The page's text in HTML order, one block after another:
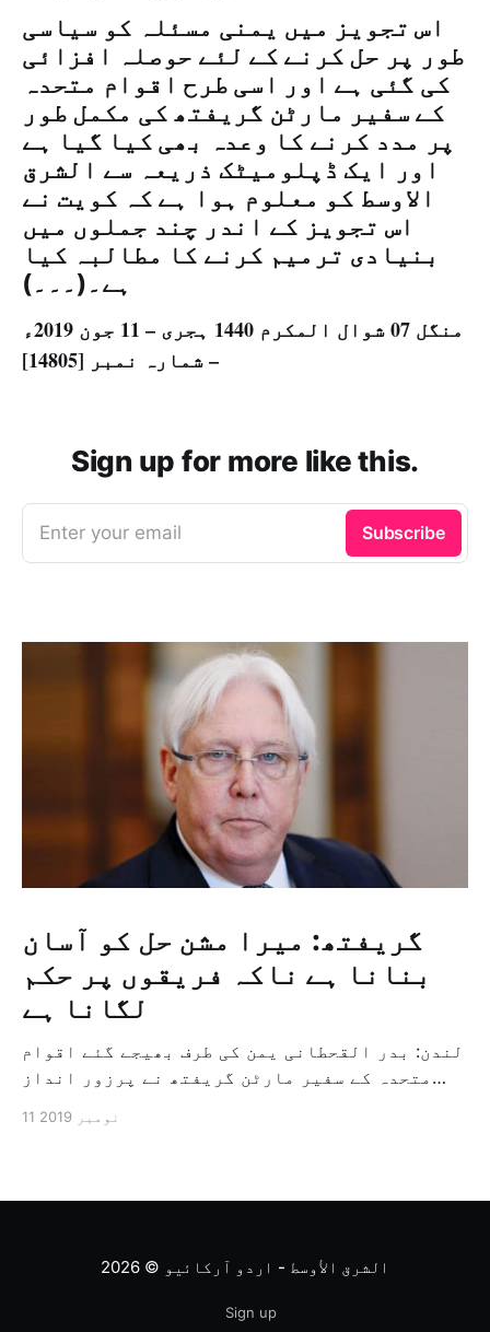
اس تجویز میں یمنی مسئلہ کو سیاسی
طور پر حل کرنے کے لئے حوصلہ افزائی
کی گئی ہے اور اسی طرح اقوام متحدہ
کے سفیر مارٹن گریفتھ کی مکمل طور
پر مدد کرنے کا وعدہ بھی کیا گیا ہے
اور ایک ڈپلومیٹک ذریعہ سے الشرق
الاوسط کو معلوم ہوا ہے کہ کویت نے
اس تجویز کے اندر چند جملوں میں
بنیادی ترمیم کرنے کا مطالبہ کیا
ہے۔(۔۔۔)
منگل 07 شوال المکرم 1440 ہجری – 11 جون 2019ء
– شمارہ نمبر [14805]
Sign up for more like this.
Enter your email Subscribe
گریفتھ: میرا مشن حل کو آسان
بنانا ہے ناکہ فریقوں پر حکم
لگانا ہے
لندن: بدر القحطانی یمن کی طرف بھیجے گئے اقوام
متحدہ کے سفیر مارٹن گریفتھ نے پرزور انداز
ثالثی اور اس کشمکش کی حدبندی کرنے کے لئے ایک
11 نومبر 2019
الشرق الأوسط - اردو آرکائیو © 2026
Sign up